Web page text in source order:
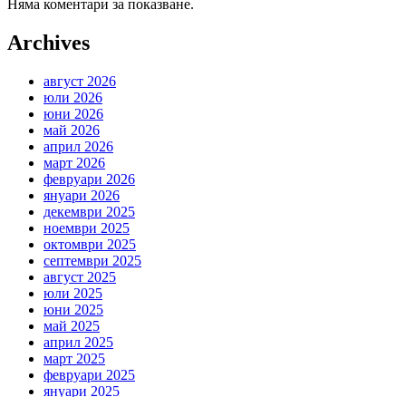
Няма коментари за показване.
Archives
август 2026
юли 2026
юни 2026
май 2026
април 2026
март 2026
февруари 2026
януари 2026
декември 2025
ноември 2025
октомври 2025
септември 2025
август 2025
юли 2025
юни 2025
май 2025
април 2025
март 2025
февруари 2025
януари 2025